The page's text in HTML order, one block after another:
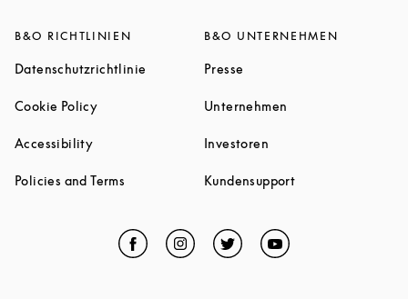
B&O RICHTLINIEN
Datenschutzrichtlinie Link Opens in New Tab
Cookie PolicyLink Opens in New Tab
AccessibilityLink Opens in New Tab
Policies and Terms Link Opens in New Tab
B&O UNTERNEHMEN
Presse
Unternehmen
Investoren
KundensupportLink Opens in
Facebook
Link Opens in New Tab
Instagram
Link Opens in New Tab
TwitterLink Opens in New Tab
YouTubeLink Opens in